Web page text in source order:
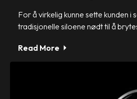
For å virkelig kunne sette kunden i
tradisjonelle siloene nødt til å
Read More